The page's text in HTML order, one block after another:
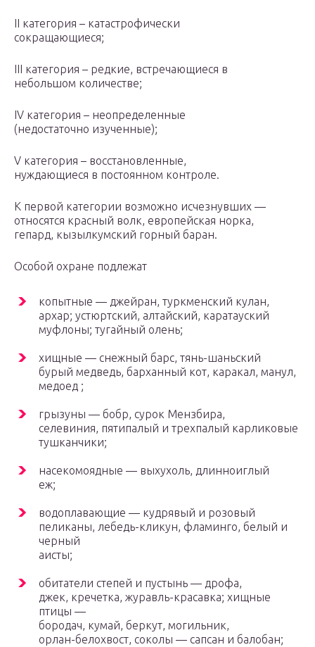
II категория – катастрофически
сокращающиеся;
III категория – редкие, встречающиеся в
небольшом количестве;
IV категория – неопределенные
(недостаточно изученные);
V категория – восстановленные,
нуждающиеся в постоянном контроле.
К первой категории возможно исчезнувших —
относятся красный волк, европейская норка,
гепард, кызылкумский горный баран.
Особой охране подлежат
копытные — джейран, туркменский кулан,
архар; устюртский, алтайский, каратауский
муфлоны; тугайный олень;
хищные — снежный барс, тянь-шаньский
бурый медведь, барханный кот, каракал, манул,
медоед ;
грызуны — бобр, сурок Мензбира,
селевиния, пятипалый и трехпалый карликовые
тушканчики;
насекомоядные — выхухоль, длинноиглый
еж;
водоплавающие — кудрявый и розовый
пеликаны, лебедь-кликун, фламинго, белый и
черный
аисты;
обитатели степей и пустынь — дрофа,
джек, кречетка, журавль-красавка; хищные
птицы —
бородач, кумай, беркут, могильник,
орлан-белохвост, соколы — сапсан и балобан;